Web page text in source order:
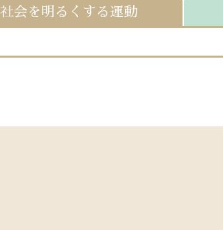
社会を明るくする運動